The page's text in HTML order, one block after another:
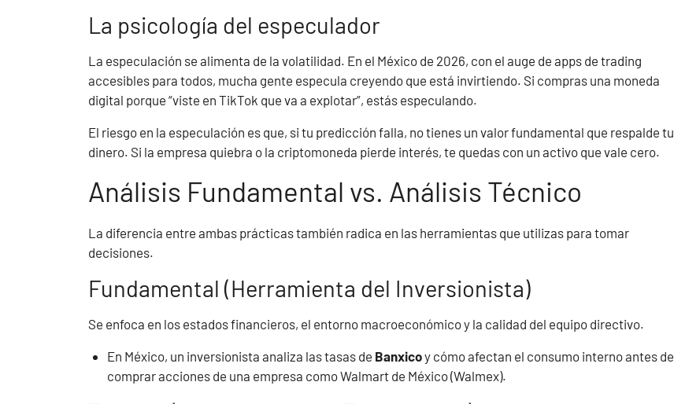
La psicología del especulador
La especulación se alimenta de la volatilidad. En el México de 2026, con el auge de apps de trading
accesibles para todos, mucha gente especula creyendo que está invirtiendo. Si compras una moneda
digital porque “viste en TikTok que va a explotar”, estás especulando.
El riesgo en la especulación es que, si tu predicción falla, no tienes un valor fundamental que respalde tu
dinero. Si la empresa quiebra o la criptomoneda pierde interés, te quedas con un activo que vale cero.
Análisis Fundamental vs. Análisis Técnico
La diferencia entre ambas prácticas también radica en las herramientas que utilizas para tomar
decisiones.
Fundamental (Herramienta del Inversionista)
Se enfoca en los estados financieros, el entorno macroeconómico y la calidad del equipo directivo.
En México, un inversionista analiza las tasas de Banxicoy cómo afectan el consumo interno antes de
comprar acciones de una empresa como Walmart de México (Walmex).